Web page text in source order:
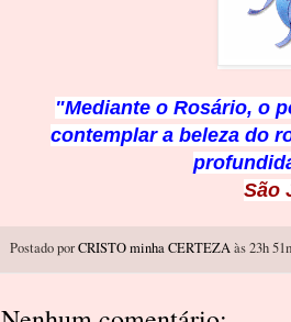
"Mediante o Rosário, o
contemplar a beleza do
São
Postado porCRISTO minha CERTEZAàs 23h